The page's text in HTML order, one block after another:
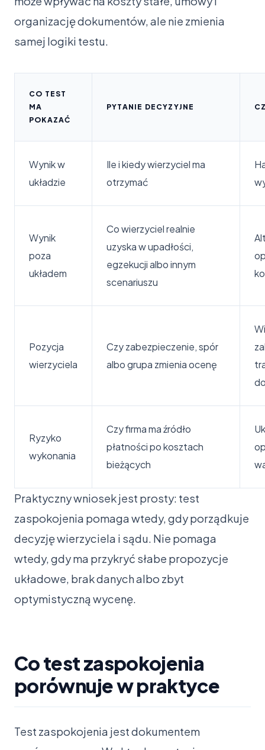
organizację dokumentów, ale nie zmienia
samej logiki testu.
CO TEST
MA
POKAZAĆ
PYTANIE DECYZYJNE
Wynik w
układzie
Ile i kiedy wierzyciel ma
otrzymać
Wynik
poza
układem
Co wierzyciel realnie
uzyska w upadłości,
egzekucji albo innym
scenariuszu
Pozycja
wierzyciela
Czy zabezpieczenie, spór
albo grupa zmienia ocenę
Ryzyko
wykonania
Czy firma ma źródło
płatności po kosztach
bieżących
Praktyczny wniosek jest prosty: test
zaspokojenia pomaga wtedy, gdy porządkuje
decyzję wierzyciela i sądu. Nie pomaga
wtedy, gdy ma przykryć słabe propozycje
układowe, brak danych albo zbyt
optymistyczną wycenę.
Co test zaspokojenia
porównuje w praktyce
Test zaspokojenia jest dokumentem